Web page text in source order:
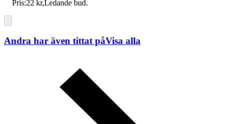
Pris:22 kr,Ledande bud.
Andra har även tittat påVisa alla